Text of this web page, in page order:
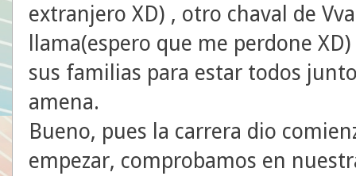
extranjero XD) , otro chaval de
llama(espero que me perdone
sus familias para estar todos
amena.
Bueno, pues la carrera dio
empezar, comprobamos en